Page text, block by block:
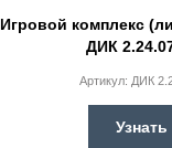
Игровой комплекс
ДИК
Артикул: ДИК